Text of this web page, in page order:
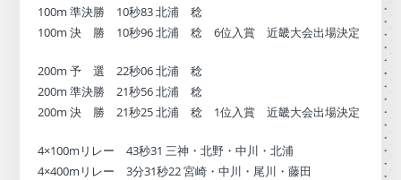
100m 準決勝 10秒83 北浦 稔
100m 決 勝 10秒96 北浦 稔 6位入賞 近畿大会出場決定
200m 予 選 22秒06 北浦 稔
200m 準決勝 21秒56 北浦 稔
200m 決 勝 21秒25 北浦 稔 1位入賞 近畿大会出場決定
4×100mリレー 43秒31 三神・北野・中川・北浦
4×400mリレー 3分31秒22 宮崎・中川・尾川・藤田